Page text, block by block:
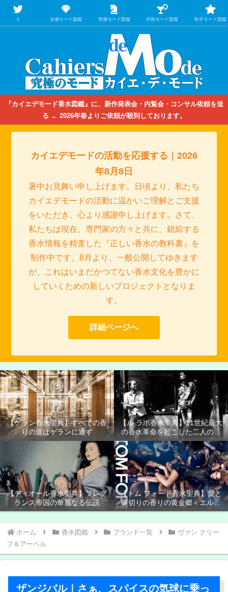
【映画/音楽の中のファッション＆香水】を徹底的に分析するファッション＆ア
パレル業界人のための学習サイト
『カイエデモード香水図鑑』に、新作発表会・内覧会・コンサル依頼を送
る ← 2026年春よりご依頼が殺到しております。
カイエデモードの活動を応援する｜2026
年8月8日
暑中お見舞い申し上げます。日頃より、私たち
カイエデモードの活動に温かいご理解とご支援
をいただき、心より感謝申し上げます。さて、
私たちは現在、専門家の方々と共に、錯綜する
香水情報を精査した『正しい香水の教科書』を
制作中です。8月より、一般公開してゆきます
が、これはいまだかつてない香水文化を豊かに
していくための新しいプロジェクトとなりま
す。
詳細ページへ
【ゲラン香水聖典】すべての香
りの道はゲランに通ず
【ル ラボ香水聖典】21世紀最大
の香水革命を起こした二人の男
たち
【ディオール香水聖典】フレグ
ランス帝国の華麗なる伝説
【トム フォード香水聖典】愛と
裏切りの香りの黄金郷＜エルド
ラド＞
ホーム 香水図鑑 ブランド一覧
ヴァン クリー
フ＆アーペル
ザンジバル｜さぁ、スパイスの気球に乗っ
Ｘ 女優モード図鑑 男優モード図鑑 邦画モード図鑑 歌手モード図鑑